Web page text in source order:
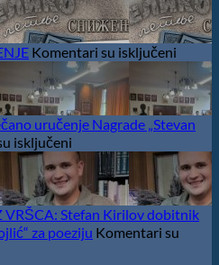
za
sufinansiranje
kapitalnih
izdanja
na
srpskom
jeziku
RADOJČIĆ
DOBITNIK
ŽIČKE
HRISOVULJE
ZA
2026.
GODINU
Komentari su isključeni
uručenje Nagrade „Stevan
isključeni
U
Sali
SKZ
održano
svečano
uručenje
VRŠCA: Stefan Kirilov dobitnik
za poeziju Komentari su